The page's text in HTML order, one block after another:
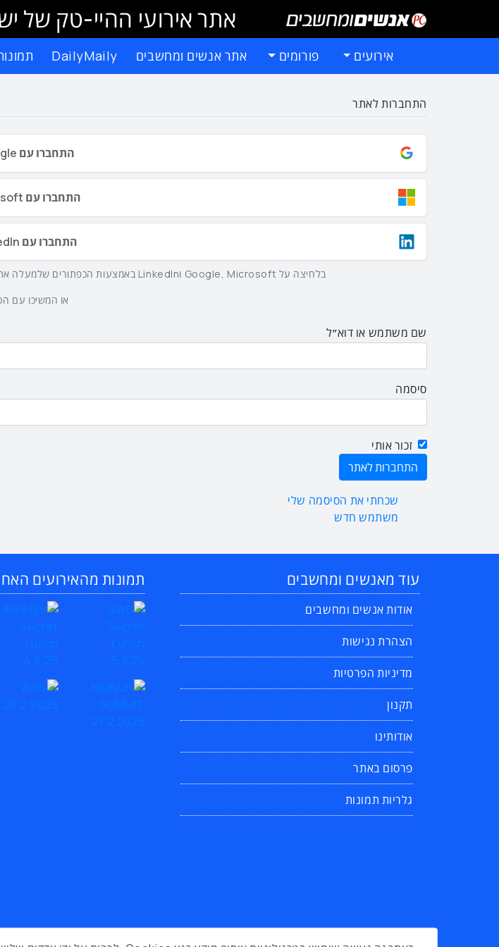
אתר אירועי ההיי-טק של
אירועים פורומים אתר אנשים ומחשבים DailyMaily
התחברות לאתר
התחברו עם Google
התחברו עם Microsoft
התחברו עם LinkedIn
בלחיצה על Google, Microsoft וLinkedIn באמצעות הכפתורים שלמעלה אתם מסכימים ל
או המשיכו עם
שם משתמש או דוא״ל
סיסמה
זכור אותי
שכחתי את הסיסמה שלי
משתמש חדש
עוד מאנשים ומחשבים
אודות אנשים ומחשבים
הצהרת נגישות
מדיניות הפרטיות
תקנון
אודותינו
פרסום באתר
גלריות תמונות
תמונות מהאירועים